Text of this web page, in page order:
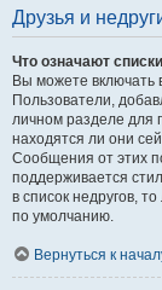
Друзья и
Что означают
Вы можете включать
Пользователи,
личном разделе для
находятся ли они
Сообщения от этих
поддерживается
в список недругов,
по умолчанию.
Вернуться к